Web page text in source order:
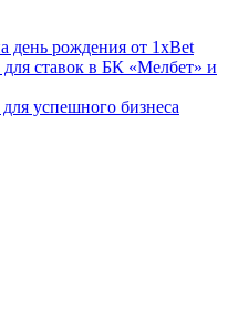
день рождения от 1xBet
ставок в БК «Мелбет» и
успешного бизнеса